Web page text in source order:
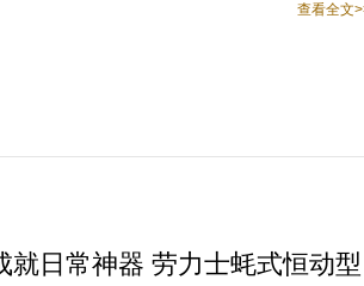
查看全文
就日常神器 劳力士蚝式恒动型